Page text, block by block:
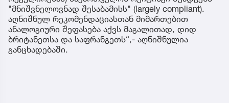
"მნიშვნელოვნად შესაბამისს" (largely compliant).
აღნიშნულ რეკომენდაციასთან მიმართებით
ანალოგიური შეფასება აქვს მაგალითად, დიდ
ბრიტანეთსა და საფრანგეთს“,- აღნიშნულია
განცხადებაში.